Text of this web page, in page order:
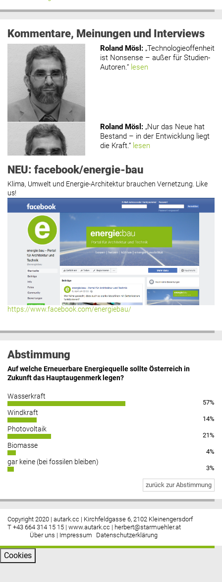
Kommentare, Meinungen und Interviews
Roland Mösl : „Technologieoffenheit
ist Nonsense – außer für Studien-
Autoren.“ lesen
Roland Mösl : „Nur das Neue hat
Bestand – in der Entwicklung liegt
die Kraft.“ lesen
Roland Mösl: „Man wollte wohl
Kasse machen statt neue Produkte
erfinden.“ lesen
Hier geht’s zu allen Kommentaren
NEU: facebook/energie-bau
Klima, Umwelt und Energie-Architektur brauchen Vernetzung. Like
us!
https://www.facebook.com/energiebau/
Abstimmung
Auf welche Erneuerbare Energiequelle sollte Österreich in
Zukunft das Hauptaugenmerk legen?
Wasserkraft
57%
Windkraft
14%
Photovoltaik
21%
Biomasse
4%
gar keine (bei fossilen bleiben)
3%
zurück zur Abstimmung
Copyright 2020 | autark.cc | Kirchfeldgasse 6, 2102 Kleinengersdorf
T +43 664 314 15 15 | www.autark.cc | herbert@starmuehler.at
Über uns | Impressum Datenschutzerklärung
Cookies